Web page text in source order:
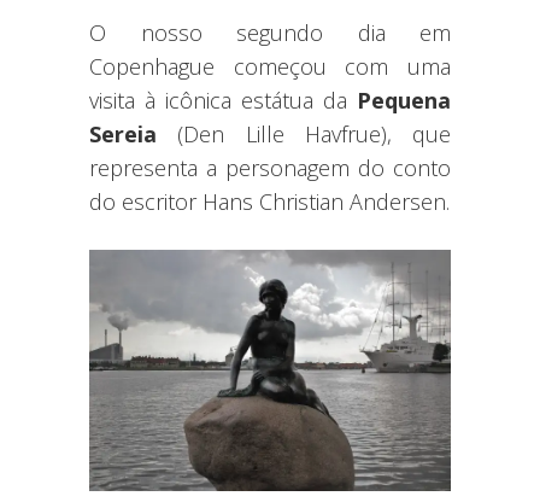
O nosso segundo dia em
Copenhague começou com uma
visita à icônica estátua da Pequena
Sereia (Den Lille Havfrue), que
representa a personagem do conto
do escritor Hans Christian Andersen.